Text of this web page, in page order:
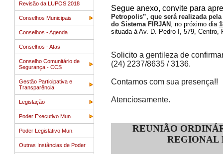
Revisão da LUPOS 2018
Conselhos Municipais
Conselhos - Agenda
Conselhos - Atas
Conselho Comunitário de
Segurança - CCS
Gestão Participativa e
Transparência
Legislação
Poder Executivo Mun.
Poder Legislativo Mun.
Outras Instâncias de Poder
Segue anexo, convite para
Petropolis”, que será realizada
do Sistema FIRJAN
, no próximo dia
situada à Av. D. Pedro I, 579, Centro,
Solicito a gentileza de
(24) 2237/8635 / 3136.
Contamos com sua presença!!
Atenciosamente.
REUNIÃO
REGIONAL